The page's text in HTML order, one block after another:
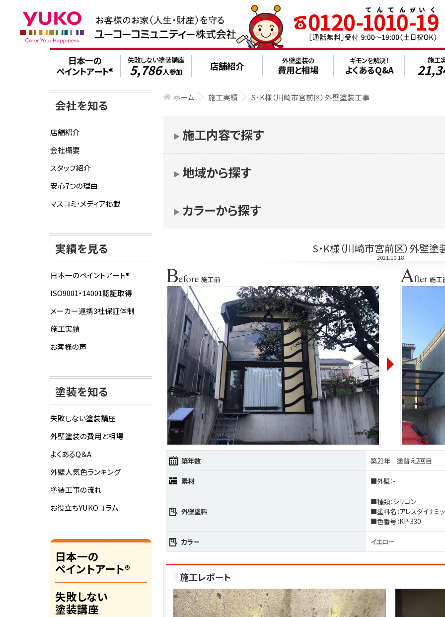
日本一の
ペイントアート®
失敗しない塗装講座
5,786人参加 店舗紹介 外壁塗装の
費用と相場
ギモンを解決！
よくあるQ&A
施工
ホーム 施工実績 S・K様（川崎市宮前区）外壁塗装工事
▶︎ 施工内容で探す
▶︎ カラーから探す
▶︎ 地域から探す
S・K様（川崎市宮前区）外壁塗
2021.10.18
築年数 築21年 塗替え2回目
素材 ■外壁：-
外壁塗料
■種類：シリコン
■塗料名：アレスダイナミ
■色番号：KP-330
カラー イエロー
施工レポート
会社を知る
店舗紹介
会社概要
スタッフ紹介
安心7つの理由
マスコミ･メディア掲載
実績を見る
日本一のペイントアート®
ISO9001・14001認証取得
メーカー連携3社保証体制
施工実績
お客様の声
塗装を知る
失敗しない塗装講座
外壁塗装の費用と相場
よくあるQ＆A
外壁人気色ランキング
塗装工事の流れ
お役立ちYUKOコラム
日本一の
ペイントアート®
失敗しない
塗装講座